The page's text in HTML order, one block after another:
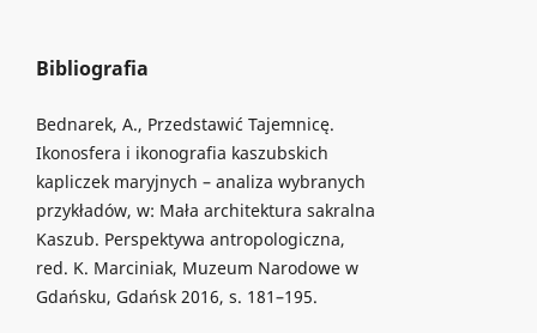
Bibliografia
Bednarek, A., Przedstawić Tajemnicę.
Ikonosfera i ikonografia kaszubskich
kapliczek maryjnych – analiza wybranych
przykładów, w: Mała architektura sakralna
Kaszub. Perspektywa antropologiczna,
red. K. Marciniak, Muzeum Narodowe w
Gdańsku, Gdańsk 2016, s. 181–195.